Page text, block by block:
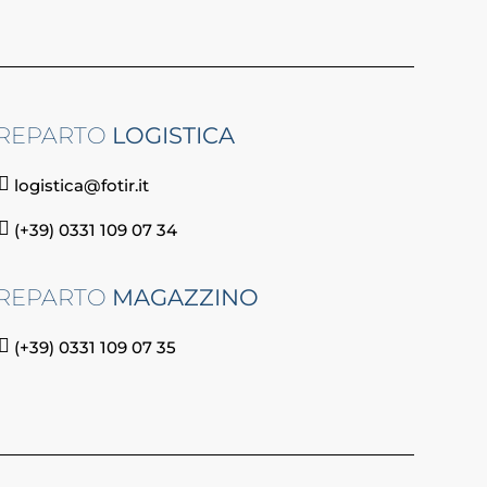
LOGISTICA
logistica@fotir.it
(+39) 0331 109 07 34
MAGAZZINO
(+39) 0331 109 07 35